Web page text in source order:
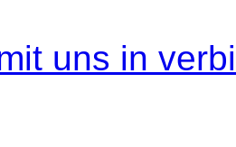
uns in